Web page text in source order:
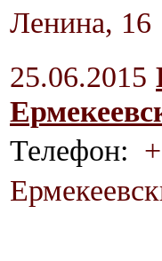
Ленина, 16
25.06.2015
Телефон: